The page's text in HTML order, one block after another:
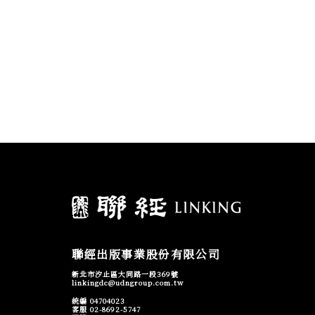
聯經出版事業股份有限公司
新北市汐止區大同路一段369號
linkingdc@udngroup.com.tw
統編 04704023
客服 02-8692-5747